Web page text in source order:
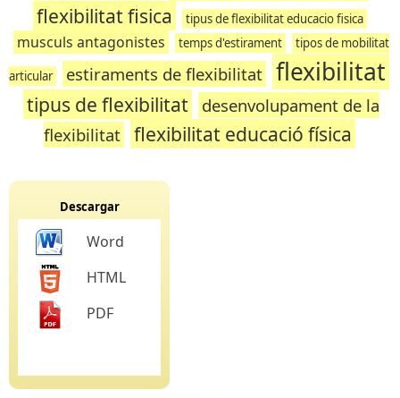
flexibilitat fisica tipus de flexibilitat educacio fisica
musculs antagonistes temps d'estirament tipos de mobilitat
articular estiraments de flexibilitat flexibilitat
tipus de flexibilitat
desenvolupament de la
flexibilitat
flexibilitat educació física
Descargar
Word
HTML
PDF